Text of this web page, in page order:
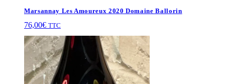
Marsannay Les Amoureux 2020 Domaine Ballorin
76,00€ TTC